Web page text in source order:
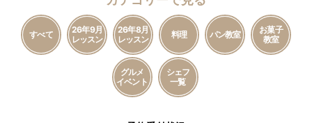
すべて
26年9月
レッスン
26年8月
レッスン
料理 パン教室
お菓子
教室
グルメ
イベント
シェフ
一覧